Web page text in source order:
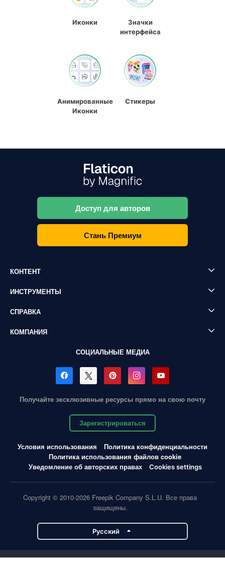
Иконки
Значки
интерфейса
Анимированные
Иконки
Стикеры
Доступ для авторов
Стань Премиум
КОНТЕНТ
ИНСТРУМЕНТЫ
СПРАВКА
КОМПАНИЯ
СОЦИАЛЬНЫЕ МЕДИА
Получайте эксклюзивные ресурсы прямо на свою почту
Зарегистрироваться
Условия использования
Политика конфиденциальности
Политика использования файлов cookie
Уведомление об авторских правах
Cookies settings
Copyright © 2010-2026 Freepik Company S.L.U. Все права
защищены.
Pусский